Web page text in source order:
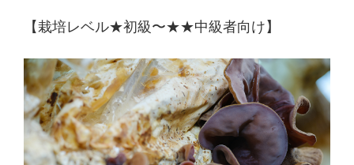
【栽培レベル★初級〜★★中級者向け】